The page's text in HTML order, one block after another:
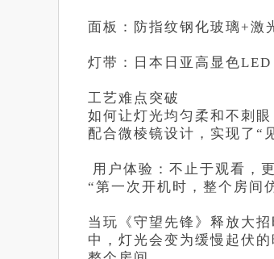
面板：防指纹钢化玻璃+激
灯带：日本日亚高显色
工艺难点突破
如何让灯光均匀柔和不刺
配合微棱镜设计，实现了“
用户体验：不止于观看，
“第一次开机时，整个房
当玩《守望先锋》释放大
中，灯光会变为缓慢起伏